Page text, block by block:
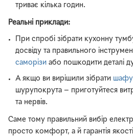
триває кілька годин.
Реальні приклади:
При спробі зібрати кухонну
досвіду та правильного
саморізи або пошкодити деталі
А якщо ви вирішили зібрати
шурупокрута — приготуйтеся
та нервів.
Саме тому правильний вибір
просто комфорт, а й гарантія